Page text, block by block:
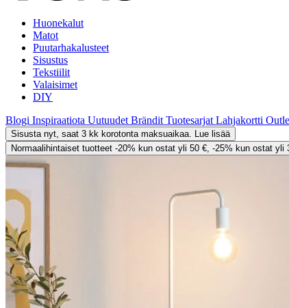
Huonekalut
Matot
Puutarhakalusteet
Sisustus
Tekstiilit
Valaisimet
DIY
Blogi Inspiraatiota Uutuudet Brändit Tuotesarjat Lahjakortti
Sisusta nyt, saat 3 kk korotonta maksuaikaa. Lue lisää
Normaalihintaiset tuotteet -20% kun ostat yli 50 €, -25% kun ostat yli